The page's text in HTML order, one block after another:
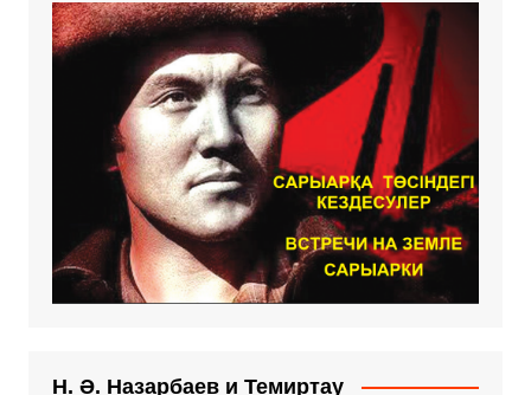
Н. Ә. Назарбаев и Темиртау